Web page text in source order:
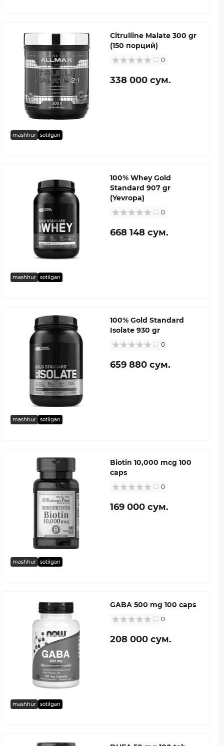
mashhur sotilgan
Citrulline Malate 300 gr
(150 порций)
0
338 000 сум.
mashhur sotilgan
100% Whey Gold
Standard 907 gr
(Yevropa)
0
668 148 сум.
mashhur sotilgan
100% Gold Standard
Isolate 930 gr
0
659 880 сум.
mashhur sotilgan
Biotin 10,000 mcg 100
caps
0
169 000 сум.
mashhur sotilgan
GABA 500 mg 100 caps
0
208 000 сум.